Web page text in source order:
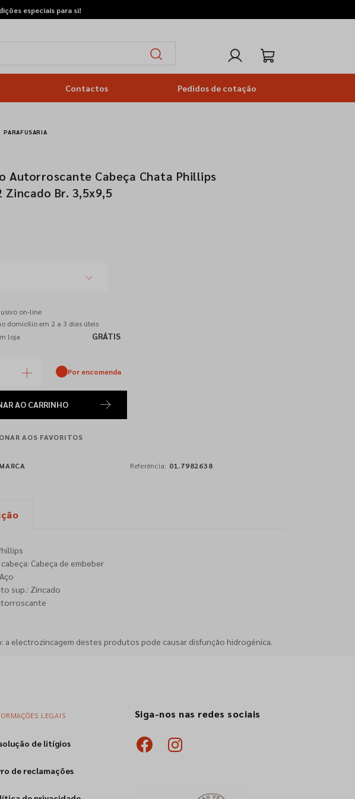
especiais para si!
Contactos Pedidos de cotação
PARAFUSARIA
Autorroscante Cabeça Chata Phillips
Zincado Br. 3,5x9,5
on-line
domicílio em 2 a 3 dias úteis
loja
GRÁTIS
Por encomenda
AO CARRINHO
AOS FAVORITOS
Referência: 01.7982638
Cabeça de embeber
sup.: Zincado
a electrozincagem destes produtos pode causar disfunção hidrogénica.
LEGAIS
de litígios
de reclamações
Siga-nos nas redes sociais